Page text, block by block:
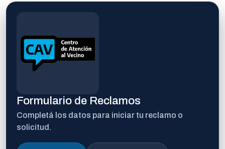
Formulario de Reclamos
Completá los datos para iniciar tu reclamo o
solicitud.